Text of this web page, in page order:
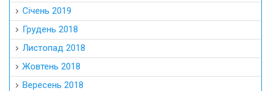
Січень 2019
Грудень 2018
Листопад 2018
Жовтень 2018
Вересень 2018